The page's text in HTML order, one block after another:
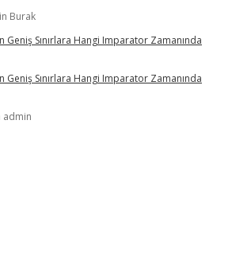
Burak
Geniş Sınırlara Hangi Imparator Zamanında
Geniş Sınırlara Hangi Imparator Zamanında
admin